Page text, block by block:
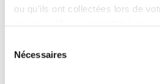
ou qu'ils ont collectées lors de
Nécessaires